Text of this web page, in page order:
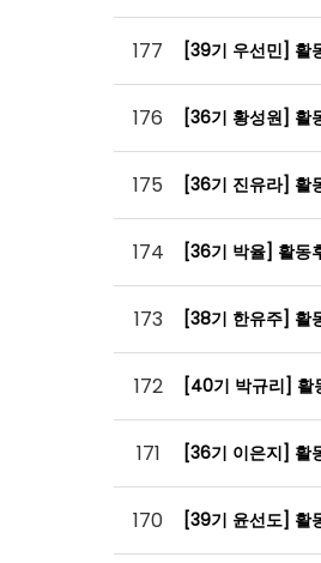
177 [39기 우선민] 활
176 [36기 황성원] 활
175 [36기 진유라] 활
174 [36기 박율] 활동
173 [38기 한유주] 활
172 [40기 박규리] 활
171 [36기 이은지] 활
170 [39기 윤선도] 활